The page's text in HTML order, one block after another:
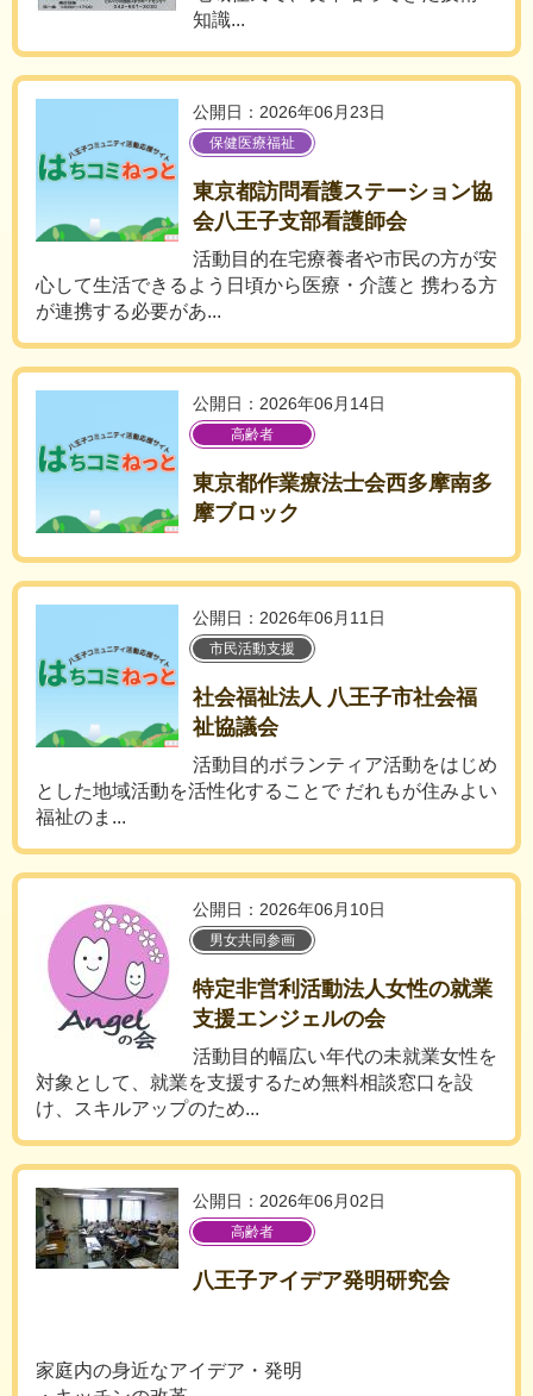
知識...
公開日：2026年06月23日
保健医療福祉
東京都訪問看護ステーション協
会八王子支部看護師会
活動目的在宅療養者や市民の方が安
心して生活できるよう日頃から医療・介護と 携わる方
が連携する必要があ...
公開日：2026年06月14日
高齢者
東京都作業療法士会西多摩南多
摩ブロック
公開日：2026年06月11日
市民活動支援
社会福祉法人 八王子市社会福
祉協議会
活動目的ボランティア活動をはじめ
とした地域活動を活性化することで だれもが住みよい
福祉のま...
公開日：2026年06月10日
男女共同参画
特定非営利活動法人女性の就業
支援エンジェルの会
活動目的幅広い年代の未就業女性を
対象として、就業を支援するため無料相談窓口を設
け、スキルアップのため...
公開日：2026年06月02日
高齢者
八王子アイデア発明研究会
家庭内の身近なアイデア・発明